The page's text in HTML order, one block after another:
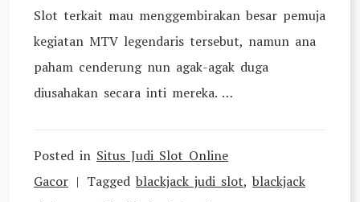
Slot terkait mau menggembirakan besar pemuja
kegiatan MTV legendaris tersebut, namun ana
paham cenderung nun agak-agak duga
diusahakan secara inti mereka. …
Posted in Situs Judi Slot Online
Gacor
Tagged blackjack judi slot, blackjack